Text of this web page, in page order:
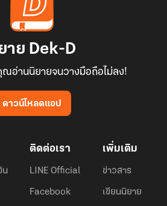
าย Dek-D
ณอ่านนิยายจนวางมือถือไม่ลง!
ดาวน์โหลดแอป
น
ติดต่อเรา
LINE Official
Facebook
เพิ่มเติม
ข่าวสาร
เขียนนิยาย